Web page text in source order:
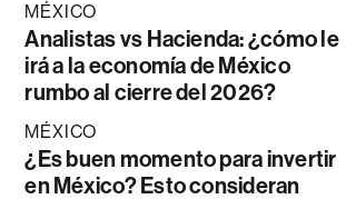
MÉXICO
Analistas vs Hacienda: ¿cómo le
irá a la economía de México
rumbo al cierre del 2026?
MÉXICO
¿Es buen momento para invertir
en México? Esto consideran